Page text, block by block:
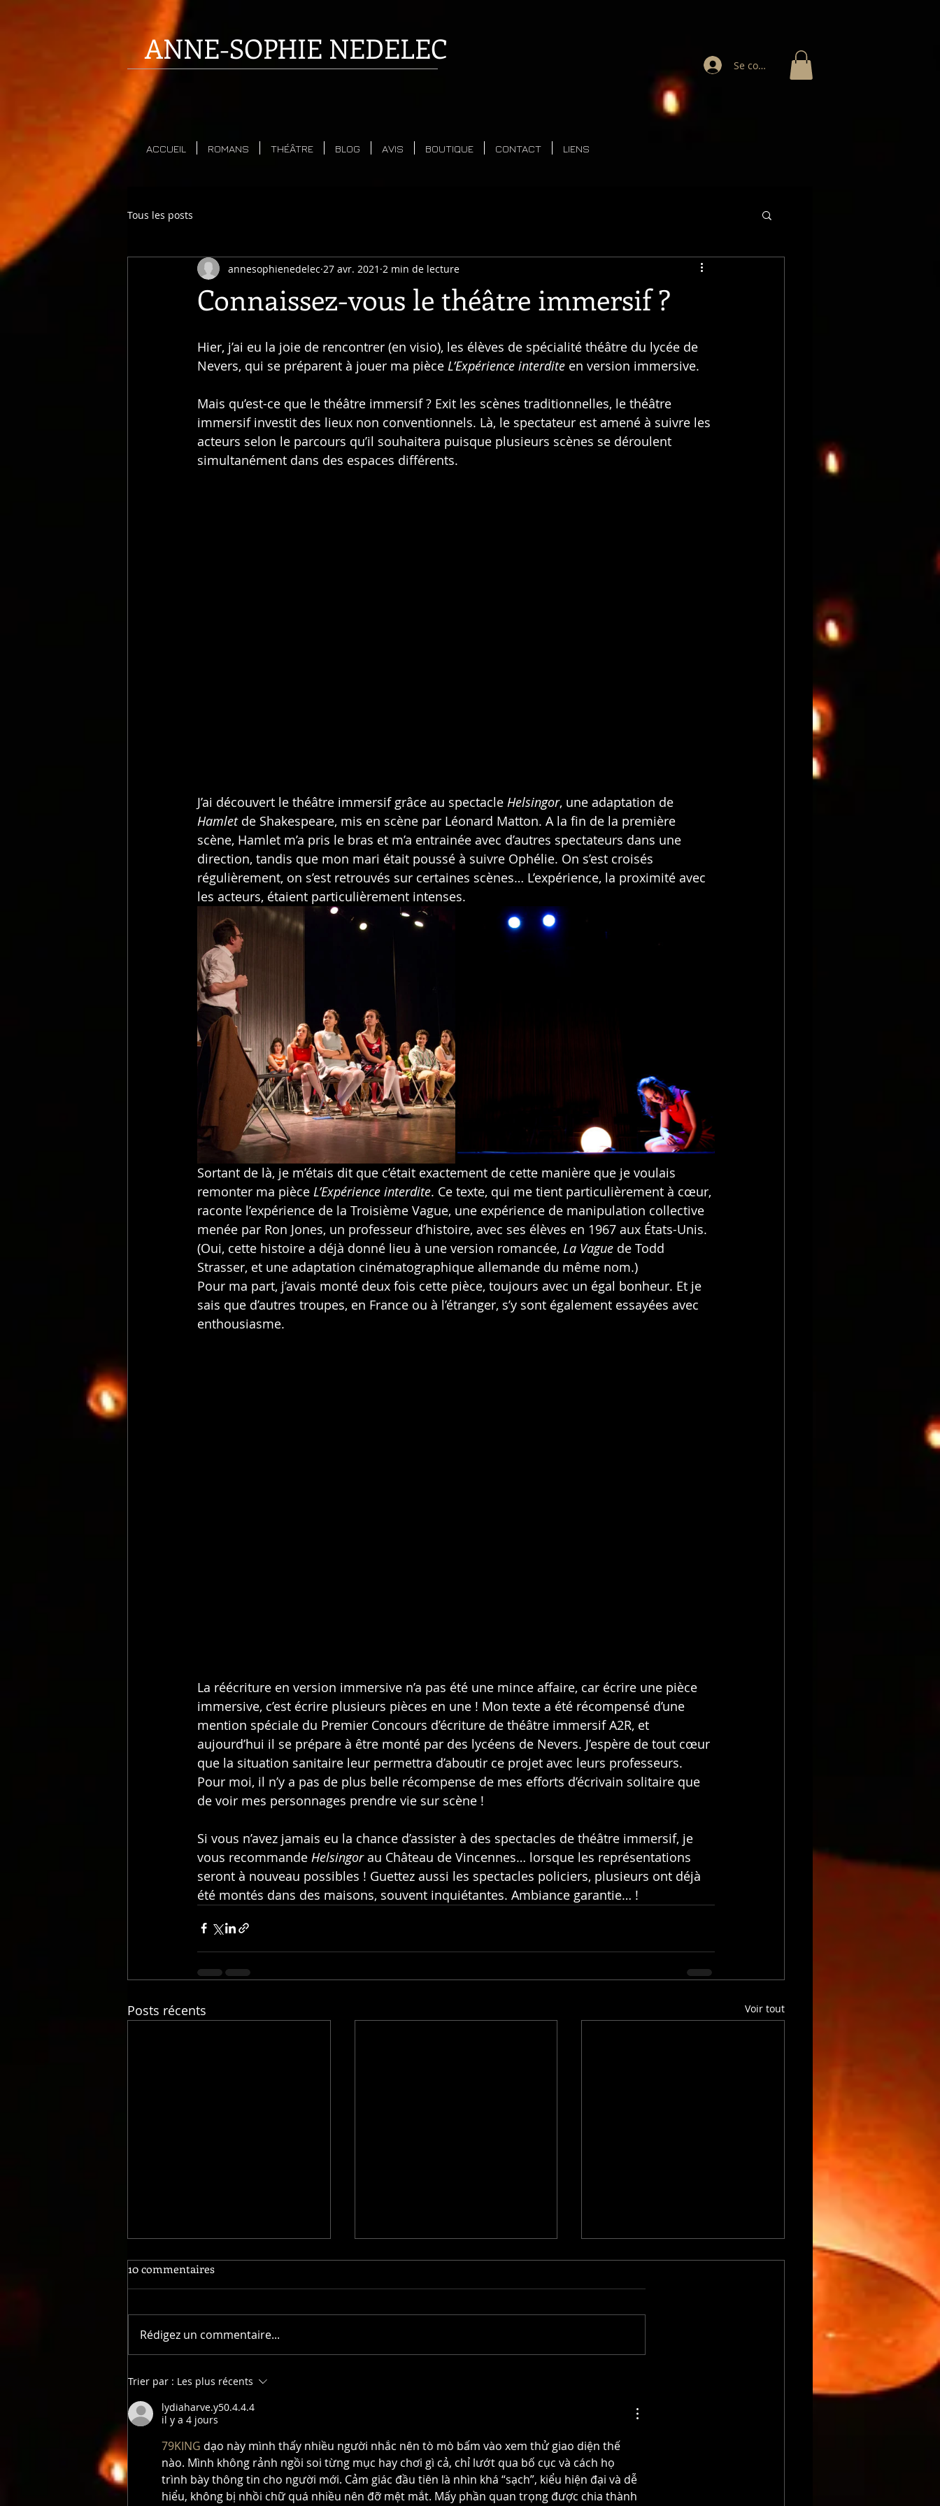
ANNE-SOPHIE NEDELEC Se connecter
ACCUEIL ROMANS THÉÂTRE BLOG AVIS BOUTIQUE CONTACT LIENS
Tous les posts
Connaissez-vous le théâtre immersif ?
annesophienedelec 27 avr. 2021 2 min de lecture
Hier, j’ai eu la joie de rencontrer (en visio), les élèves de spécialité théâtre du lycée de
Nevers, qui se préparent à jouer ma pièce L’Expérience interdite en version immersive.
Mais qu’est-ce que le théâtre immersif ? Exit les scènes traditionnelles, le théâtre
immersif investit des lieux non conventionnels. Là, le spectateur est amené à suivre les
acteurs selon le parcours qu’il souhaitera puisque plusieurs scènes se déroulent
simultanément dans des espaces différents.
J’ai découvert le théâtre immersif grâce au spectacle Helsingor, une adaptation de
Hamlet de Shakespeare, mis en scène par Léonard Matton. A la fin de la première
scène, Hamlet m’a pris le bras et m’a entrainée avec d’autres spectateurs dans une
direction, tandis que mon mari était poussé à suivre Ophélie. On s’est croisés
régulièrement, on s’est retrouvés sur certaines scènes… L’expérience, la proximité avec
les acteurs, étaient particulièrement intenses.
Sortant de là, je m’étais dit que c’était exactement de cette manière que je voulais
remonter ma pièce L’Expérience interdite. Ce texte, qui me tient particulièrement à cœur,
raconte l’expérience de la Troisième Vague, une expérience de manipulation collective
menée par Ron Jones, un professeur d’histoire, avec ses élèves en 1967 aux États-Unis.
(Oui, cette histoire a déjà donné lieu à une version romancée, La Vague de Todd
Strasser, et une adaptation cinématographique allemande du même nom.)
Pour ma part, j’avais monté deux fois cette pièce, toujours avec un égal bonheur. Et je
sais que d’autres troupes, en France ou à l’étranger, s’y sont également essayées avec
enthousiasme.
La réécriture en version immersive n’a pas été une mince affaire, car écrire une pièce
immersive, c’est écrire plusieurs pièces en une ! Mon texte a été récompensé d’une
mention spéciale du Premier Concours d’écriture de théâtre immersif A2R, et
aujourd’hui il se prépare à être monté par des lycéens de Nevers. J’espère de tout cœur
que la situation sanitaire leur permettra d’aboutir ce projet avec leurs professeurs.
Pour moi, il n’y a pas de plus belle récompense de mes efforts d’écrivain solitaire que
de voir mes personnages prendre vie sur scène !
Si vous n’avez jamais eu la chance d’assister à des spectacles de théâtre immersif, je
vous recommande Helsingor au Château de Vincennes… lorsque les représentations
seront à nouveau possibles ! Guettez aussi les spectacles policiers, plusieurs ont déjà
été montés dans des maisons, souvent inquiétantes. Ambiance garantie… !
Posts récents Voir tout
« Mais madame, je ne vais pas
sketchs
10 commentaires
Rédigez un commentaire...
Trier par : Les plus récents
lydiaharve.y50.4.4.4
il y a 4 jours
79KING dạo này mình thấy nhiều người nhắc nên tò mò bấm vào xem thử giao diện thế
nào. Mình không rảnh ngồi soi từng mục hay chơi gì cả, chỉ lướt qua bố cục và cách họ
trình bày thông tin cho người mới. Cảm giác đầu tiên là nhìn khá “sạch”, kiểu hiện đại và dễ
hiểu, không bị nhồi chữ quá nhiều nên đỡ mệt mắt. Mấy phần quan trọng được chia thành